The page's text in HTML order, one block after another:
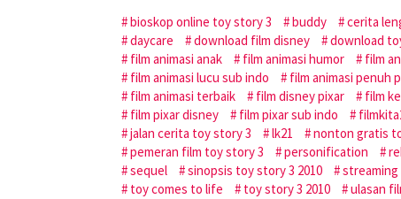
bioskop online toy story 3
buddy cerita
daycare
download film disney download
film animasi anak
film animasi humor film
film animasi lucu sub indo
film animasi penuh
film animasi terbaik
film disney pixar film
film pixar disney
film pixar sub indo
jalan cerita toy story 3
lk21 nonton gratis
pemeran film toy story 3
personification
sequel
sinopsis toy story 3 2010 streaming
toy comes to life
toy story 3 2010 ulasan